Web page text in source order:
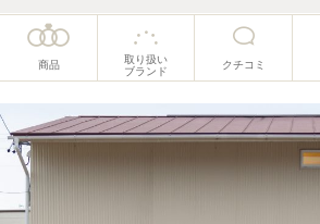
商品
取り扱い
ブランド
クチコミ